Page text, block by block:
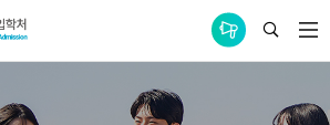
통합공지사항